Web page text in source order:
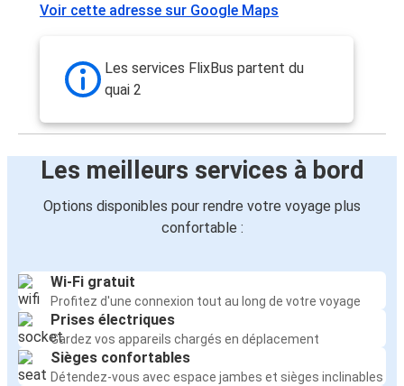
Voir cette adresse sur Google Maps
Les services FlixBus partent du
quai 2
Les meilleurs services à bord
Options disponibles pour rendre votre voyage plus
confortable :
Wi-Fi gratuit
Profitez d'une connexion tout au long de votre voyage
Prises électriques
Gardez vos appareils chargés en déplacement
Sièges confortables
Détendez-vous avec espace jambes et sièges inclinables